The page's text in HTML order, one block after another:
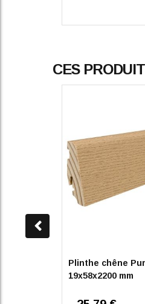
CES
Plinthe chêne
19x58x2200 mm